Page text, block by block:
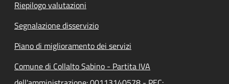
Riepilogo valutazioni
Segnalazione disservizio
Piano di miglioramento dei servizi
Comune di Collalto Sabino - Partita IVA